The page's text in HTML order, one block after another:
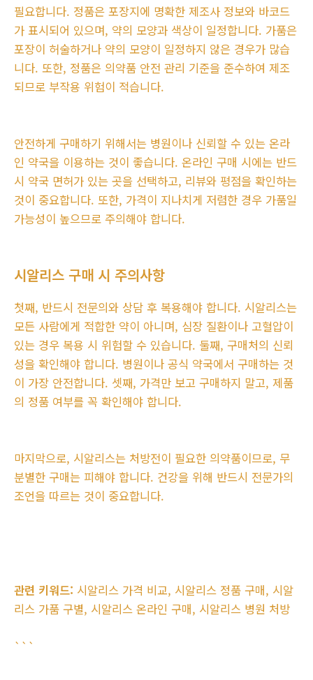
필요합니다. 정품은 포장지에 명확한 제조사 정보와 바코드
가 표시되어 있으며, 약의 모양과 색상이 일정합니다. 가품은
포장이 허술하거나 약의 모양이 일정하지 않은 경우가 많습
니다. 또한, 정품은 의약품 안전 관리 기준을 준수하여 제조
되므로 부작용 위험이 적습니다.
안전하게 구매하기 위해서는 병원이나 신뢰할 수 있는 온라
인 약국을 이용하는 것이 좋습니다. 온라인 구매 시에는 반드
시 약국 면허가 있는 곳을 선택하고, 리뷰와 평점을 확인하는
것이 중요합니다. 또한, 가격이 지나치게 저렴한 경우 가품일
가능성이 높으므로 주의해야 합니다.
시알리스 구매 시 주의사항
첫째, 반드시 전문의와 상담 후 복용해야 합니다. 시알리스는
모든 사람에게 적합한 약이 아니며, 심장 질환이나 고혈압이
있는 경우 복용 시 위험할 수 있습니다. 둘째, 구매처의 신뢰
성을 확인해야 합니다. 병원이나 공식 약국에서 구매하는 것
이 가장 안전합니다. 셋째, 가격만 보고 구매하지 말고, 제품
의 정품 여부를 꼭 확인해야 합니다.
마지막으로, 시알리스는 처방전이 필요한 의약품이므로, 무
분별한 구매는 피해야 합니다. 건강을 위해 반드시 전문가의
조언을 따르는 것이 중요합니다.
관련 키워드: 시알리스 가격 비교, 시알리스 정품 구매, 시알
리스 가품 구별, 시알리스 온라인 구매, 시알리스 병원 처방
```